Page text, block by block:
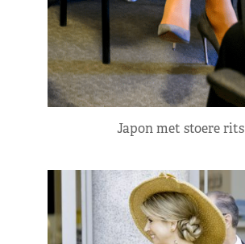
Japon met stoere rits